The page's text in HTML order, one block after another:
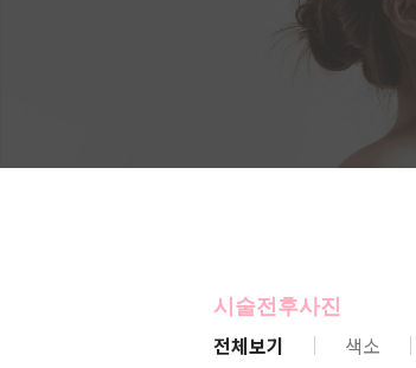
시술전후사진
전체보기 색소